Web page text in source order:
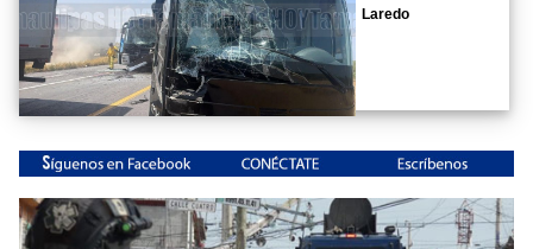
Laredo